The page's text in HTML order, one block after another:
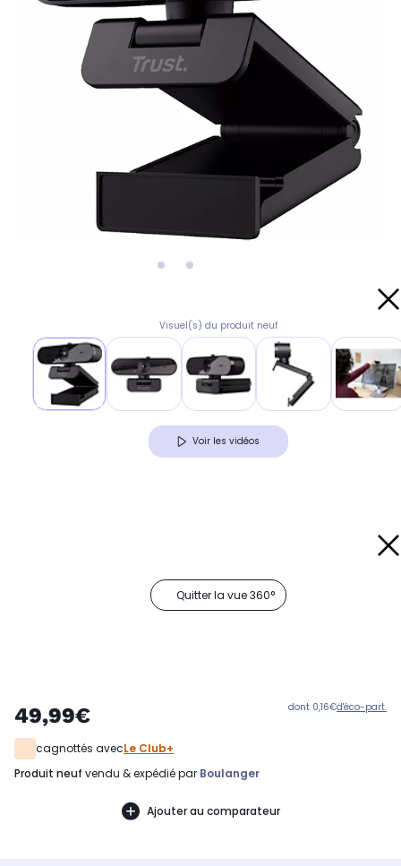
Visuel(s) du produit neuf
Voir les vidéos
Quitter la vue 360°
49,99€ dont 0,16€d'éco-part.
cagnottés avecLe Club+
produit neuf vendu & expédié par Boulanger
Ajouter au comparateur